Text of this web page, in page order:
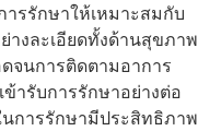
รรักษาให้เหมาะสมกับ
างละเอียดทั้งด้านสุขภาพ
จนการติดตามอาการ
ข้ารับการรักษาอย่างต่อ
นการรักษามีประสิทธิภาพ